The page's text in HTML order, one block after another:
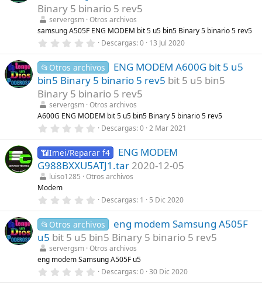
t
r
e
l
a
(
s
)
Binary 5 binario 5 rev5
servergsm Otros archivos
samsung A505F ENG MODEM bit 5 u5 bin5 Binary 5 binario 5 rev5
0
0
e
s
t
r
e
l
a
(
s
)
Descargas 0 13 Jul 2020
📂Otros archivos
ENG MODEM A600G bit 5 u5
bin5 Binary 5 binario 5 rev5 bit 5 u5 bin5
Binary 5 binario 5 rev5
servergsm Otros archivos
A600G ENG MODEM bit 5 u5 bin5 Binary 5 binario 5 rev5
0
0
e
s
t
l
a
(
s
)
Descargas 0 2 Mar 2021
📶Imei/Reparar f4
ENG MODEM
G988BXXU5ATJ1.tar 2020-12-05
luiso1285
Otros archivos
Modem
0
0
e
s
t
r
e
l
Descargas 1 5 Dic 2020
📂Otros archivos
eng modem Samsung A505F
u5 bit 5 u5 bin5 Binary 5 binario 5 rev5
servergsm Otros archivos
eng modem Samsung A505F u5
0 Descargas 0 30 Dic 2020